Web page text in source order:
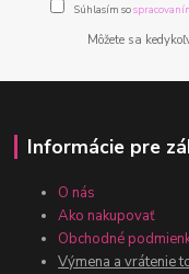
Súhlasím so
Môžete sa
Informácie pre
O nás
Ako nakupovať
Obchodné
Výmena a vrátenie